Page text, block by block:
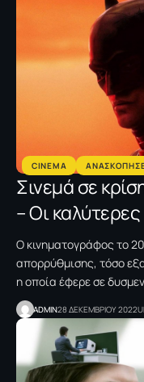
CINEMA
Σινεμά σε
– Οι
O κινηματογράφος το
απορρύθμισης, τόσο
η οποία έφερε σε
ADMIN28 ΔΕΚΕΜΒΡΙΟΥ 2022